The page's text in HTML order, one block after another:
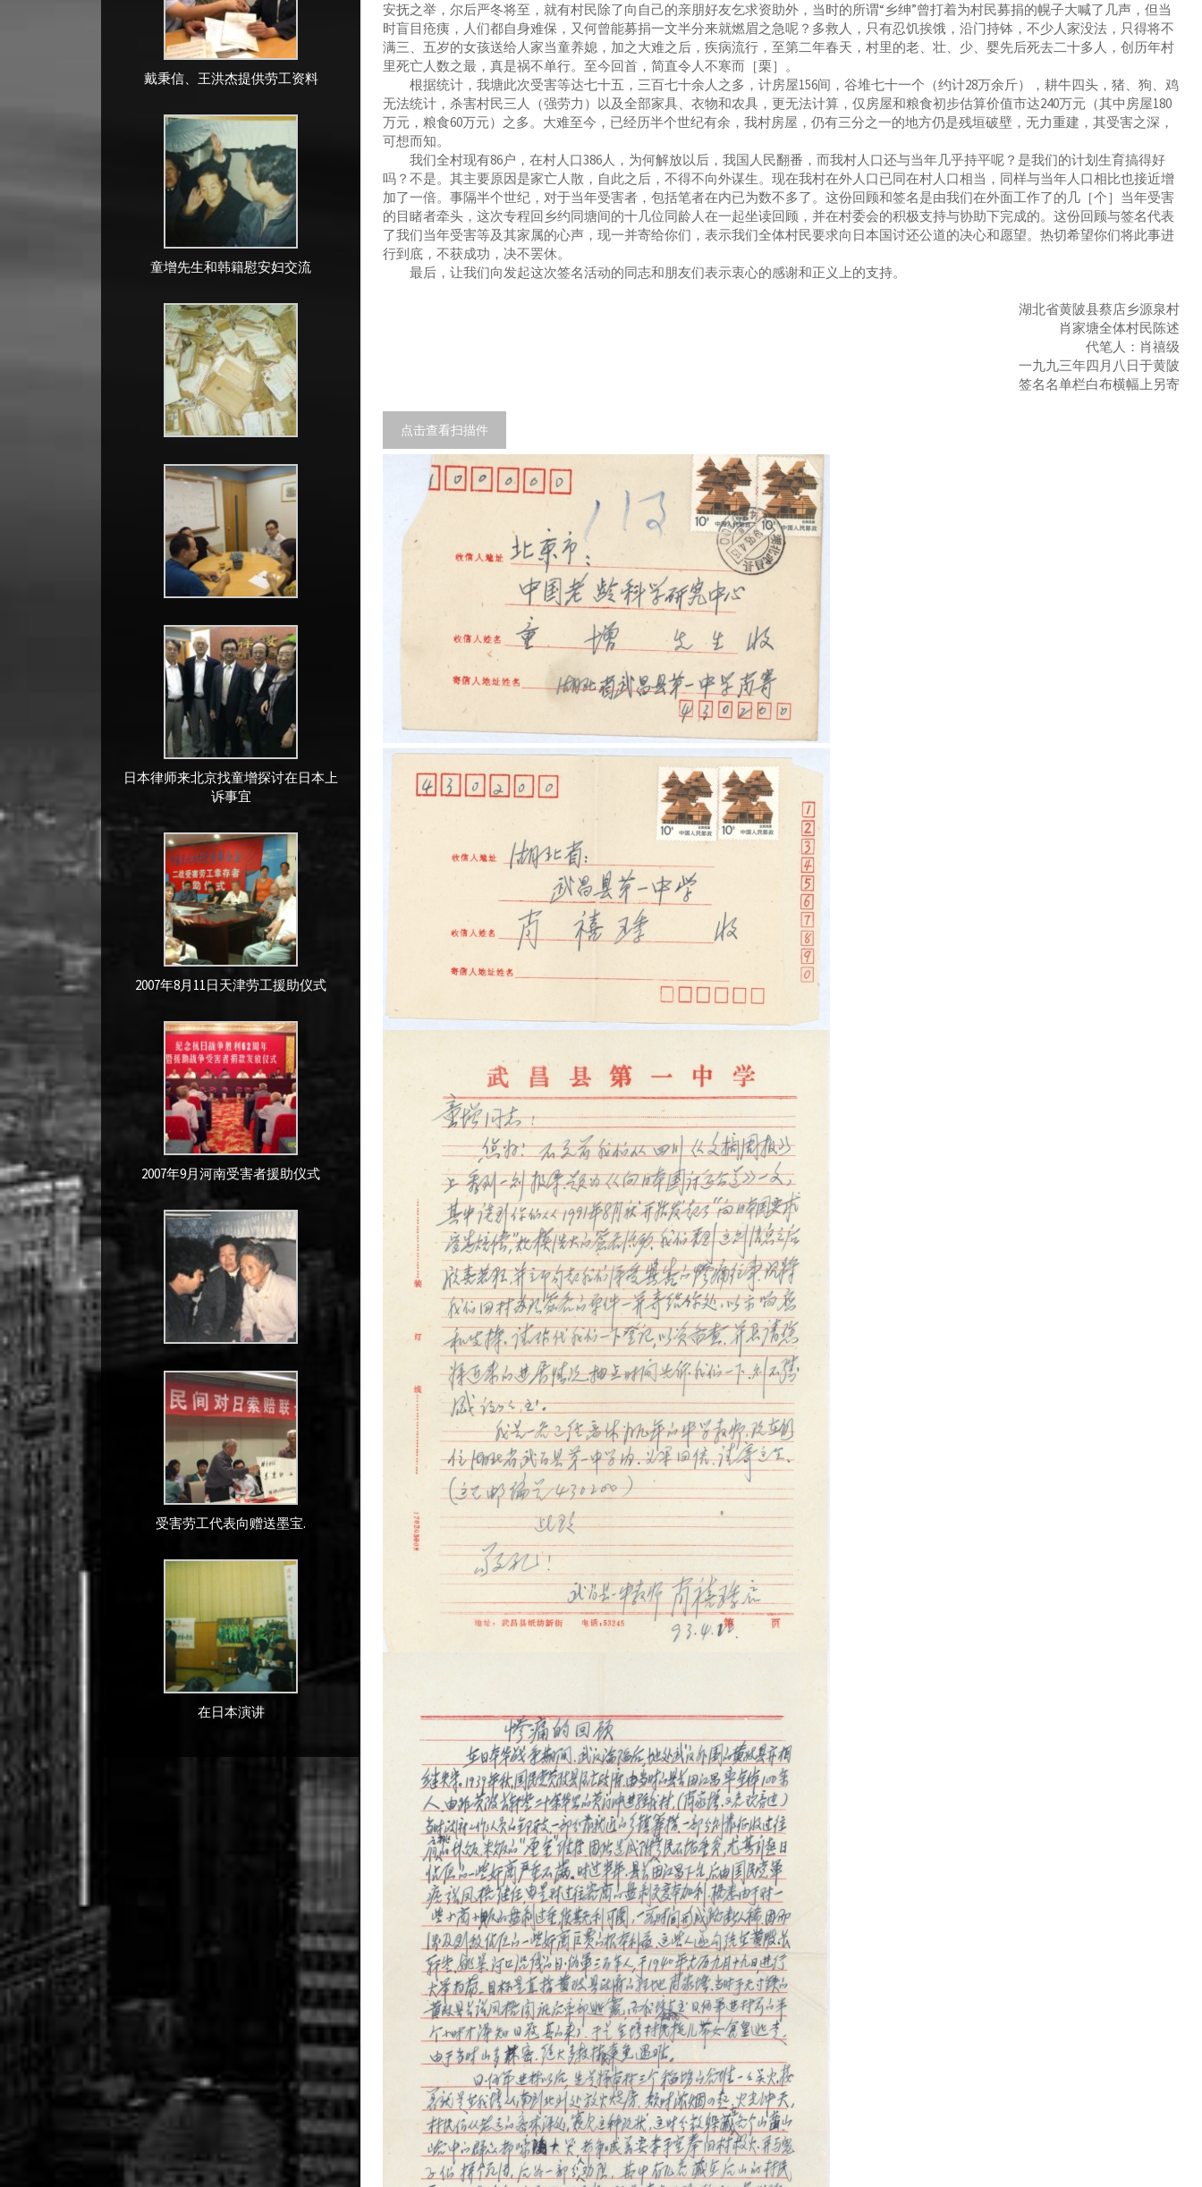
戴秉信、王洪杰提供劳工资料
童增先生和韩籍慰安妇交流
日本律师来北京找童增探讨在日本上
诉事宜
2007年8月11日天津劳工援助仪式
2007年9月河南受害者援助仪式
受害劳工代表向赠送墨宝.
在日本演讲
安抚之举，尔后严冬将至，就有村民除了向自己的亲朋好友乞求资助外，当时的所谓“乡绅”曾打着为村民募捐的幌子大喊了几声，但当
时盲目疮痍，人们都自身难保，又何曾能募捐一文半分来就燃眉之急呢？多救人，只有忍饥挨饿，沿门持钵，不少人家没法，只得将不
满三、五岁的女孩送给人家当童养媳，加之大难之后，疾病流行，至第二年春天，村里的老、壮、少、婴先后死去二十多人，创历年村
里死亡人数之最，真是祸不单行。至今回首，简直令人不寒而［栗］。
根据统计，我塘此次受害等达七十五，三百七十余人之多，计房屋156间，谷堆七十一个（约计28万余斤），耕牛四头，猪、狗、鸡
无法统计，杀害村民三人（强劳力）以及全部家具、衣物和农具，更无法计算，仅房屋和粮食初步估算价值市达240万元（其中房屋180
万元，粮食60万元）之多。大难至今，已经历半个世纪有余，我村房屋，仍有三分之一的地方仍是残垣破壁，无力重建，其受害之深，
可想而知。
我们全村现有86户，在村人口386人，为何解放以后，我国人民翻番，而我村人口还与当年几乎持平呢？是我们的计划生育搞得好
吗？不是。其主要原因是家亡人散，自此之后，不得不向外谋生。现在我村在外人口已同在村人口相当，同样与当年人口相比也接近增
加了一倍。事隔半个世纪，对于当年受害者，包括笔者在内已为数不多了。这份回顾和签名是由我们在外面工作了的几［个］当年受害
的目睹者牵头，这次专程回乡约同塘间的十几位同龄人在一起坐读回顾，并在村委会的积极支持与协助下完成的。这份回顾与签名代表
了我们当年受害等及其家属的心声，现一并寄给你们，表示我们全体村民要求向日本国讨还公道的决心和愿望。热切希望你们将此事进
行到底，不获成功，决不罢休。
最后，让我们向发起这次签名活动的同志和朋友们表示衷心的感谢和正义上的支持。
湖北省黄陂县蔡店乡源泉村
肖家塘全体村民陈述
代笔人：肖禧级
一九九三年四月八日于黄陂
签名名单栏白布横幅上另寄